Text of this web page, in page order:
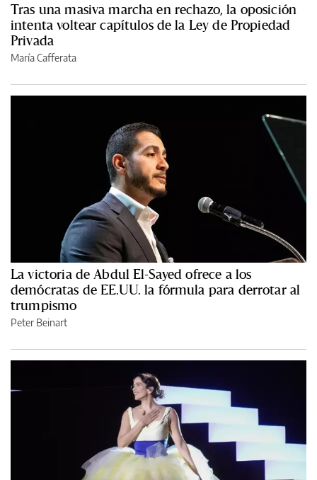
Tras una masiva marcha en rechazo, la oposición
intenta voltear capítulos de la Ley de Propiedad
Privada
María Cafferata
La victoria de Abdul El-Sayed ofrece a los
demócratas de EE.UU. la fórmula para derrotar al
trumpismo
Peter Beinart